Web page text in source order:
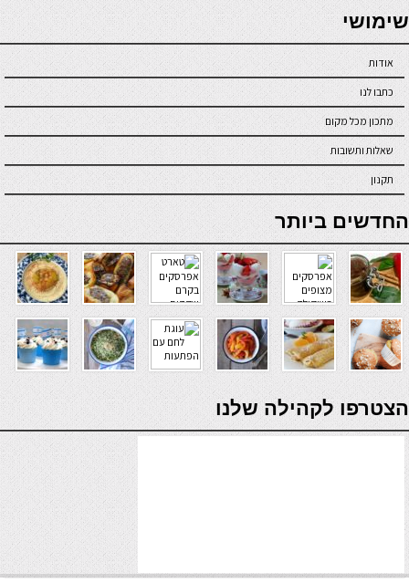
seriöse online casinos österreich
שימושי
אודות
כתבו לנו
מתכון מכל מקום
שאלות ותשובות
תקנון
online casino
החדשים ביותר
verde casino
הצטרפו לקהילה שלנו